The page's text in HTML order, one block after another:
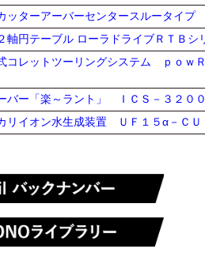
ッターアーバーセンタースルータイ
軸円テーブル ローラドライブＲＴＢシ
コレットツーリングシステム ｐｏｗ
バー「楽～ラント」 ＩＣＳ－３２０
リイオン水生成装置 ＵＦ１５α－ＣＵ